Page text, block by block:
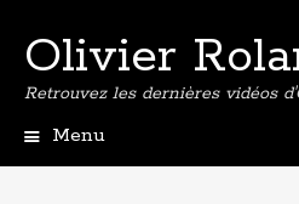
Olivier
Retrouvez les dernières vidéos
Menu